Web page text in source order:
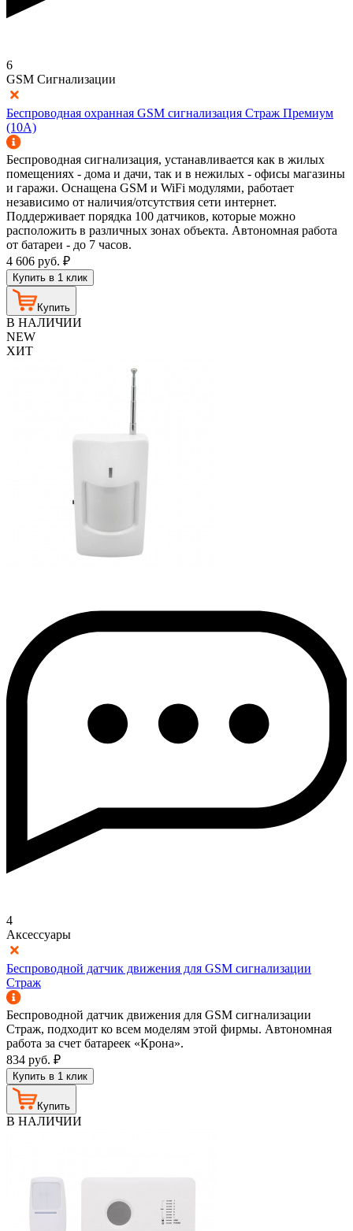
6
GSM Сигнализации
Беспроводная охранная GSM сигнализация Страж Премиум
(10A)
Беспроводная сигнализация, устанавливается как в жилых
помещениях - дома и дачи, так и в нежилых - офисы магазины
и гаражи. Оснащена GSM и WiFi модулями, работает
независимо от наличия/отсутствия сети интернет.
Поддерживает порядка 100 датчиков, которые можно
расположить в различных зонах объекта. Автономная работа
от батареи - до 7 часов.
4 606 руб. ₽
Купить в 1 клик
Купить
В НАЛИЧИИ
NEW
ХИТ
4
Аксессуары
Беспроводной датчик движения для GSM сигнализации
Страж
Беспроводной датчик движения для GSM сигнализации
Страж, подходит ко всем моделям этой фирмы. Автономная
работа за счет батареек «Крона».
834 руб. ₽
Купить в 1 клик
Купить
В НАЛИЧИИ